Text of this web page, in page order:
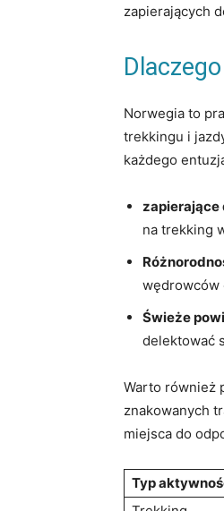
zapierających
Norwegia‍ to
trekkingu i⁢
każdego
zapierające
na‍ trekking
‌wędrowców
Świeże
delektować
Warto również
znakowanych
miejsca do
Typ